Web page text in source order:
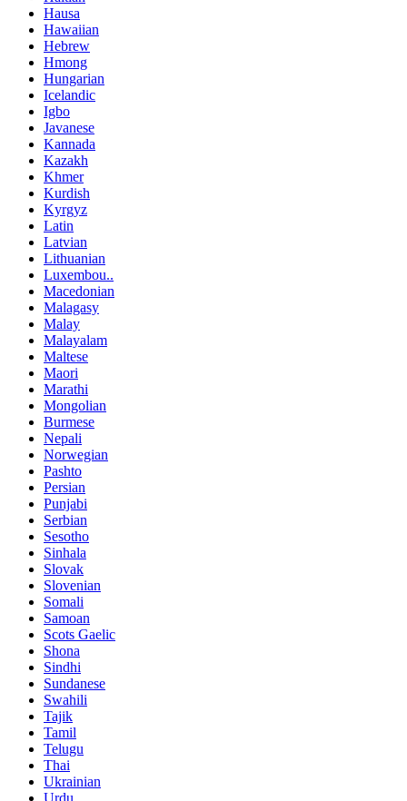
Hausa
Hawaiian
Hebrew
Hmong
Hungarian
Icelandic
Igbo
Javanese
Kannada
Kazakh
Khmer
Kurdish
Kyrgyz
Latin
Latvian
Lithuanian
Luxembou..
Macedonian
Malagasy
Malay
Malayalam
Maltese
Maori
Marathi
Mongolian
Burmese
Nepali
Norwegian
Pashto
Persian
Punjabi
Serbian
Sesotho
Sinhala
Slovak
Slovenian
Somali
Samoan
Scots Gaelic
Shona
Sindhi
Sundanese
Swahili
Tajik
Tamil
Telugu
Thai
Ukrainian